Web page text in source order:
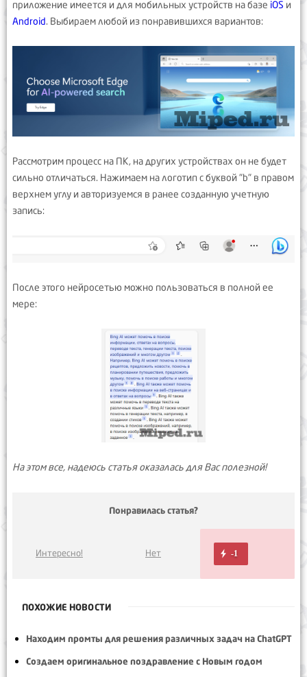
приложение имеется и для мобильных устройств на базе iOS и
Android. Выбираем любой из понравившихся вариантов:
Рассмотрим процесс на ПК, на других устройствах он не будет
сильно отличаться. Нажимаем на логотип с буквой "b" в правом
верхнем углу и авторизуемся в ранее созданную учетную
запись:
После этого нейросетью можно пользоваться в полной ее
мере:
На этом все, надеюсь статья оказалась для Вас полезной!
Понравилась статья?
Интересно! Нет -1
ПОХОЖИЕ НОВОСТИ
Находим промты для решения различных задач на ChatGPT
Создаем оригинальное поздравление с Новым годом